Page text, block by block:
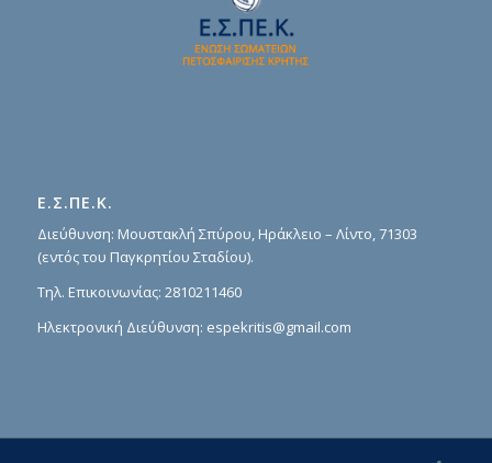
Ε.Σ.ΠΕ.Κ.
Διεύθυνση: Μουστακλή Σπύρου, Ηράκλειο – Λίντο, 71303
(εντός του Παγκρητίου Σταδίου).
Τηλ. Επικοινωνίας: 2810211460
Ηλεκτρονική Διεύθυνση: espekritis@gmail.com